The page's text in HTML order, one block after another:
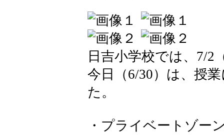
日吉小学校では、7/2
今日（6/30）は、授
た。
・プライベートゾー